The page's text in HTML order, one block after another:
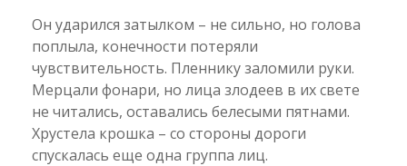
Он ударился затылком – не сильно, но голова
поплыла, конечности потеряли
чувствительность. Пленнику заломили руки.
Мерцали фонари, но лица злодеев в их свете
не читались, оставались белесыми пятнами.
Хрустела крошка – со стороны дороги
спускалась еще одна группа лиц.